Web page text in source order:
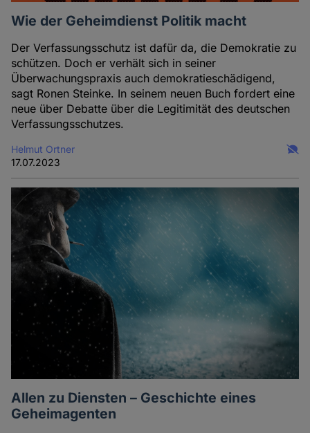
Wie der Geheimdienst Politik macht
Der Verfassungsschutz ist dafür da, die Demokratie zu
schützen. Doch er verhält sich in seiner
Überwachungspraxis auch demokratieschädigend,
sagt Ronen Steinke. In seinem neuen Buch fordert eine
neue über Debatte über die Legitimität des deutschen
Verfassungsschutzes.
Helmut Ortner
17.07.2023
Allen zu Diensten – Geschichte eines
Geheimagenten